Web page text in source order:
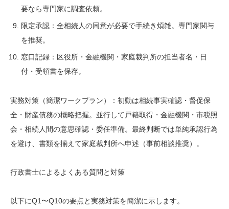
要なら専門家に調査依頼。
限定承認：全相続人の同意が必要で手続き煩雑。専門家関与
を推奨。
窓口記録：区役所・金融機関・家庭裁判所の担当者名・日
付・受領書を保存。
実務対策（簡潔ワークプラン）：初動は相続事実確認・督促保
全・財産債務の概略把握。並行して戸籍取得・金融機関・市税照
会・相続人間の意思確認・委任準備。最終判断では単純承認行為
を避け、書類を揃えて家庭裁判所へ申述（事前相談推奨）。
行政書士によるよくある質問と対策
以下にQ1〜Q10の要点と実務対策を簡潔に示します。